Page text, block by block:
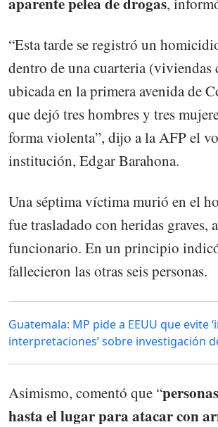
“Esta tarde se registró un
dentro de una cuarteria (viviendas
ubicada en la primera avenida de
que dejó tres hombres y tres
forma violenta”, dijo a la AFP el
institución, Edgar Barahona.
Una séptima víctima murió en el
fue trasladado con heridas graves,
funcionario. En un principio
fallecieron las otras seis personas.
Guatemala: MP pide a EEUU que evite
interpretaciones’ sobre investigación
Asimismo, comentó que “
hasta el lugar para atacar con